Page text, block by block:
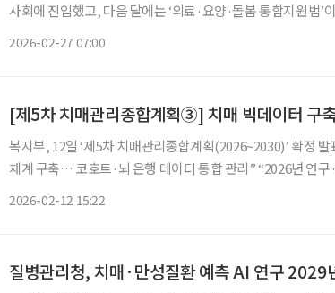
사회에 진입했고, 다음 달에는 ‘의료·요양·돌봄 통합지원법’
2026-02-27 07:00
[제5차 치매관리종합계획③] 치매 빅데이터 구
복지부, 12일 ‘제5차 치매관리종합계획(2026~2030)’ 확정
체계 구축… 코호트·뇌 은행 데이터 통합 관리” “2026년 연
2026-02-12 15:22
질병관리청, 치매·만성질환 예측 AI 연구 2029